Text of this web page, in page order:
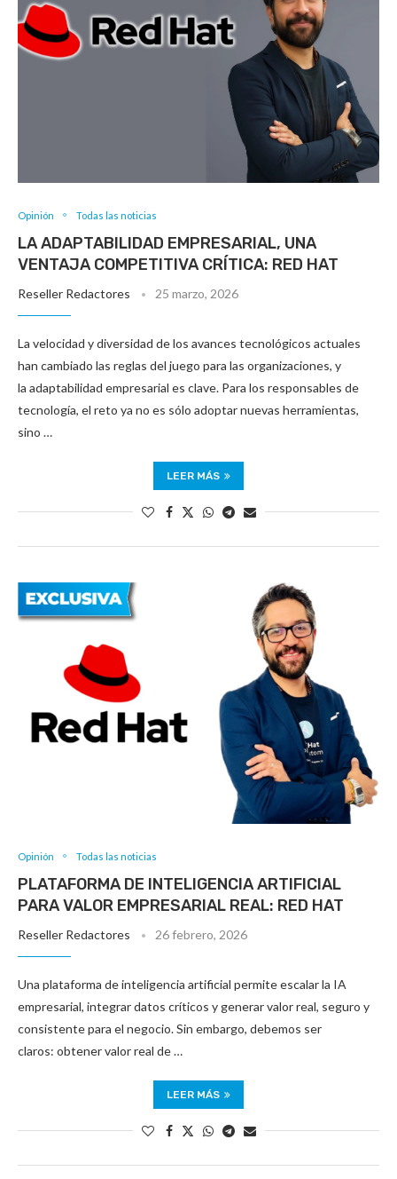
Opinión Todas las noticias
LA ADAPTABILIDAD EMPRESARIAL, UNA
VENTAJA COMPETITIVA CRÍTICA: RED HAT
Reseller Redactores 25 marzo, 2026
La velocidad y diversidad de los avances tecnológicos actuales
han cambiado las reglas del juego para las organizaciones, y
la adaptabilidad empresarial es clave. Para los responsables de
tecnología, el reto ya no es sólo adoptar nuevas herramientas,
sino …
LEER MÁS
Opinión Todas las noticias
PLATAFORMA DE INTELIGENCIA ARTIFICIAL
PARA VALOR EMPRESARIAL REAL: RED HAT
Reseller Redactores 26 febrero, 2026
Una plataforma de inteligencia artificial permite escalar la IA
empresarial, integrar datos críticos y generar valor real, seguro y
consistente para el negocio. Sin embargo, debemos ser
claros: obtener valor real de …
LEER MÁS